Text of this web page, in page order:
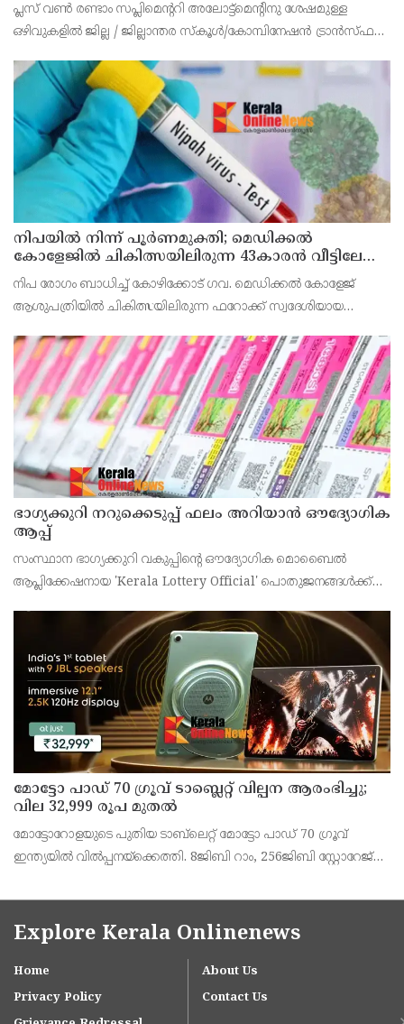
പ്ലസ് വൺ രണ്ടാം സപ്ലിമെന്ററി അലോട്ട്‌മെന്റിനു ശേഷമുള്ള
ഒഴിവുകളിൽ ജില്ല / ജില്ലാന്തര സ്‌കൂൾ/കോമ്പിനേഷൻ ട്രാൻസ്ഫർ
വൈകിട്ട് 4 മണി വരെ നൽകിയിരുന്നു
നിപയിൽ നിന്ന് പൂർണമുക്തി; മെഡിക്കൽ
കോളേജിൽ ചികിത്സയിലിരുന്ന 43കാരൻ വീട്ടിലേക്ക്
മടങ്ങി
നിപ രോഗം ബാധിച്ച് കോഴിക്കോട് ഗവ. മെഡിക്കൽ കോളേജ്
ആശുപത്രിയിൽ ചികിത്സയിലിരുന്ന ഫറോക്ക് സ്വദേശിയായ
ഭാഗ്യക്കുറി നറുക്കെടുപ്പ് ഫലം അറിയാൻ ഔദ്യോഗിക
ആപ്പ്
സംസ്ഥാന ഭാഗ്യക്കുറി വകുപ്പിന്റെ ഔദ്യോഗിക മൊബൈൽ
ആപ്ലിക്കേഷനായ 'Kerala Lottery Official' പൊതുജനങ്ങൾക്ക്
അഞ്ജു കെ എസ് അറിയിച്ചു.
മോട്ടോ പാഡ് 70 ഗ്രൂവ് ടാബ്ലെറ്റ് വില്പന ആരംഭിച്ചു;
വില 32,999 രൂപ മുതൽ
മോട്ടോറോളയുടെ പുതിയ ടാബ്‌ലെറ്റ് മോട്ടോ പാഡ് 70 ഗ്രൂവ്
ഇന്ത്യയിൽ വിൽപ്പനയ്‌ക്കെത്തി. 8ജിബി റാം, 256ജിബി സ്റ്റോറേജ്
ഉൾപ്പെടെ 32,999 രൂപയാണ് ഫലപ്രദമായ
Explore Kerala Onlinenews
Home
About Us
Privacy Policy
Contact Us